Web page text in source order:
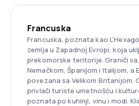
Francuska
Francuska, poznata kao
zemlja u Zapadnoj Evropi, koja
prekomorske teritorije. Graniči
Nemačkom, Španijom i Italijom, a
povezana sa Velikom Britanijom.
privlači turiste umetnošću i
poznata po kuhinji, vinu i modi.